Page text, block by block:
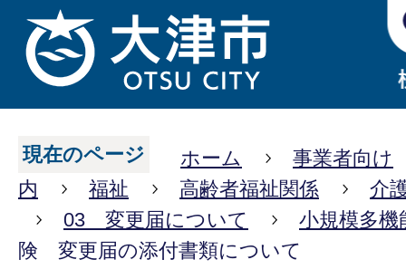
現在のページ ホーム
事業者向け
内
福祉 高齢者福祉関係
介
03 変更届について
小規模多機
険 変更届の添付書類について